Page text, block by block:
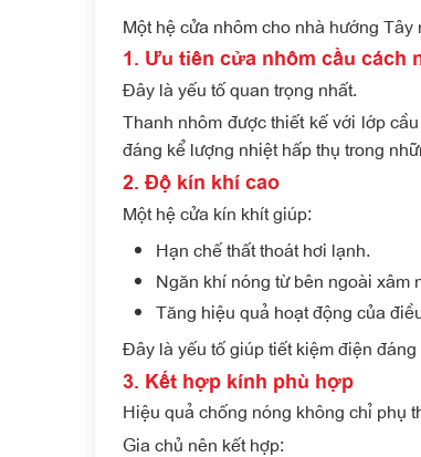
Một hệcửa nhôm cho nhà hướng Tây
1. Ưu tiên cửa nhôm cầu cách
Đây là yếu tố quan trọng nhất.
Thanh nhôm được thiết kế với lớp
đáng kể lượng nhiệt hấp thụ trong
2. Độ kín khí cao
Một hệ cửa kín khít giúp:
Hạn chế thất thoát hơi lạnh.
Ngăn khí nóng từ bên ngoài xâm
Tăng hiệu quả hoạt động của
Đây là yếu tố giúp tiết kiệm điện
3. Kết hợp kính phù hợp
Hiệu quả chống nóng không chỉ phụ
Gia chủ nên kết hợp: